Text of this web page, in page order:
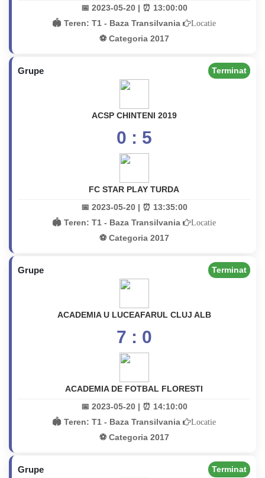
📅 2023-05-20 | ⏰ 13:00:00
🏟️ Teren: T1 - Baza Transilvania Locatie
⚽ Categoria 2017
Grupe Terminat
ACSP CHINTENI 2019
0 : 5
FC STAR PLAY TURDA
📅 2023-05-20 | ⏰ 13:35:00
🏟️ Teren: T1 - Baza Transilvania Locatie
⚽ Categoria 2017
Grupe Terminat
ACADEMIA U LUCEAFARUL CLUJ ALB
7 : 0
ACADEMIA DE FOTBAL FLORESTI
📅 2023-05-20 | ⏰ 14:10:00
🏟️ Teren: T1 - Baza Transilvania Locatie
⚽ Categoria 2017
Grupe Terminat